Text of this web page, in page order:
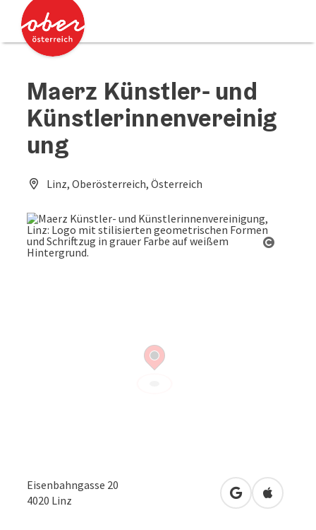
Zum Inhalt
Zum Seitenanfang
Maerz Künstler- und
Künstlerinnenvereinig
ung
Linz, Oberösterreich, Österreich
Eisenbahngasse 20
4020 Linz in Googlein Apple